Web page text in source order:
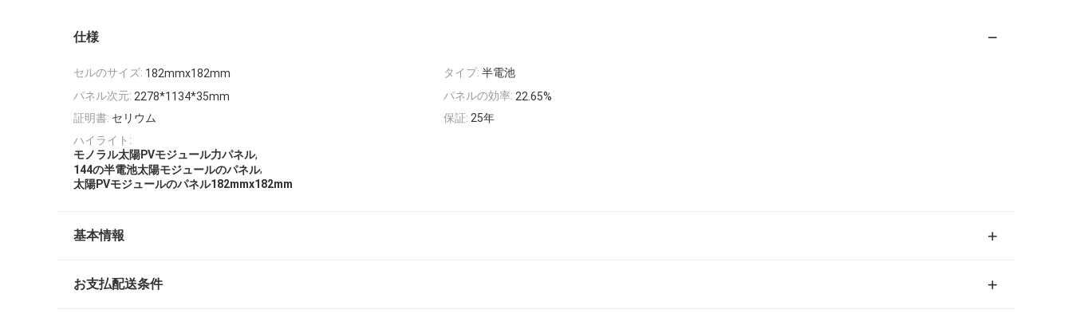
仕様
セルのサイズ: 182mmx182mm タイプ: 半電池
パネル次元: 2278*1134*35mm パネルの効率: 22.65%
証明書: セリウム 保証: 25年
ハイライト:
モノラル太陽PVモジュール力パネル,
144の半電池太陽モジュールのパネル,
太陽PVモジュールのパネル182mmx182mm
基本情報
お支払配送条件